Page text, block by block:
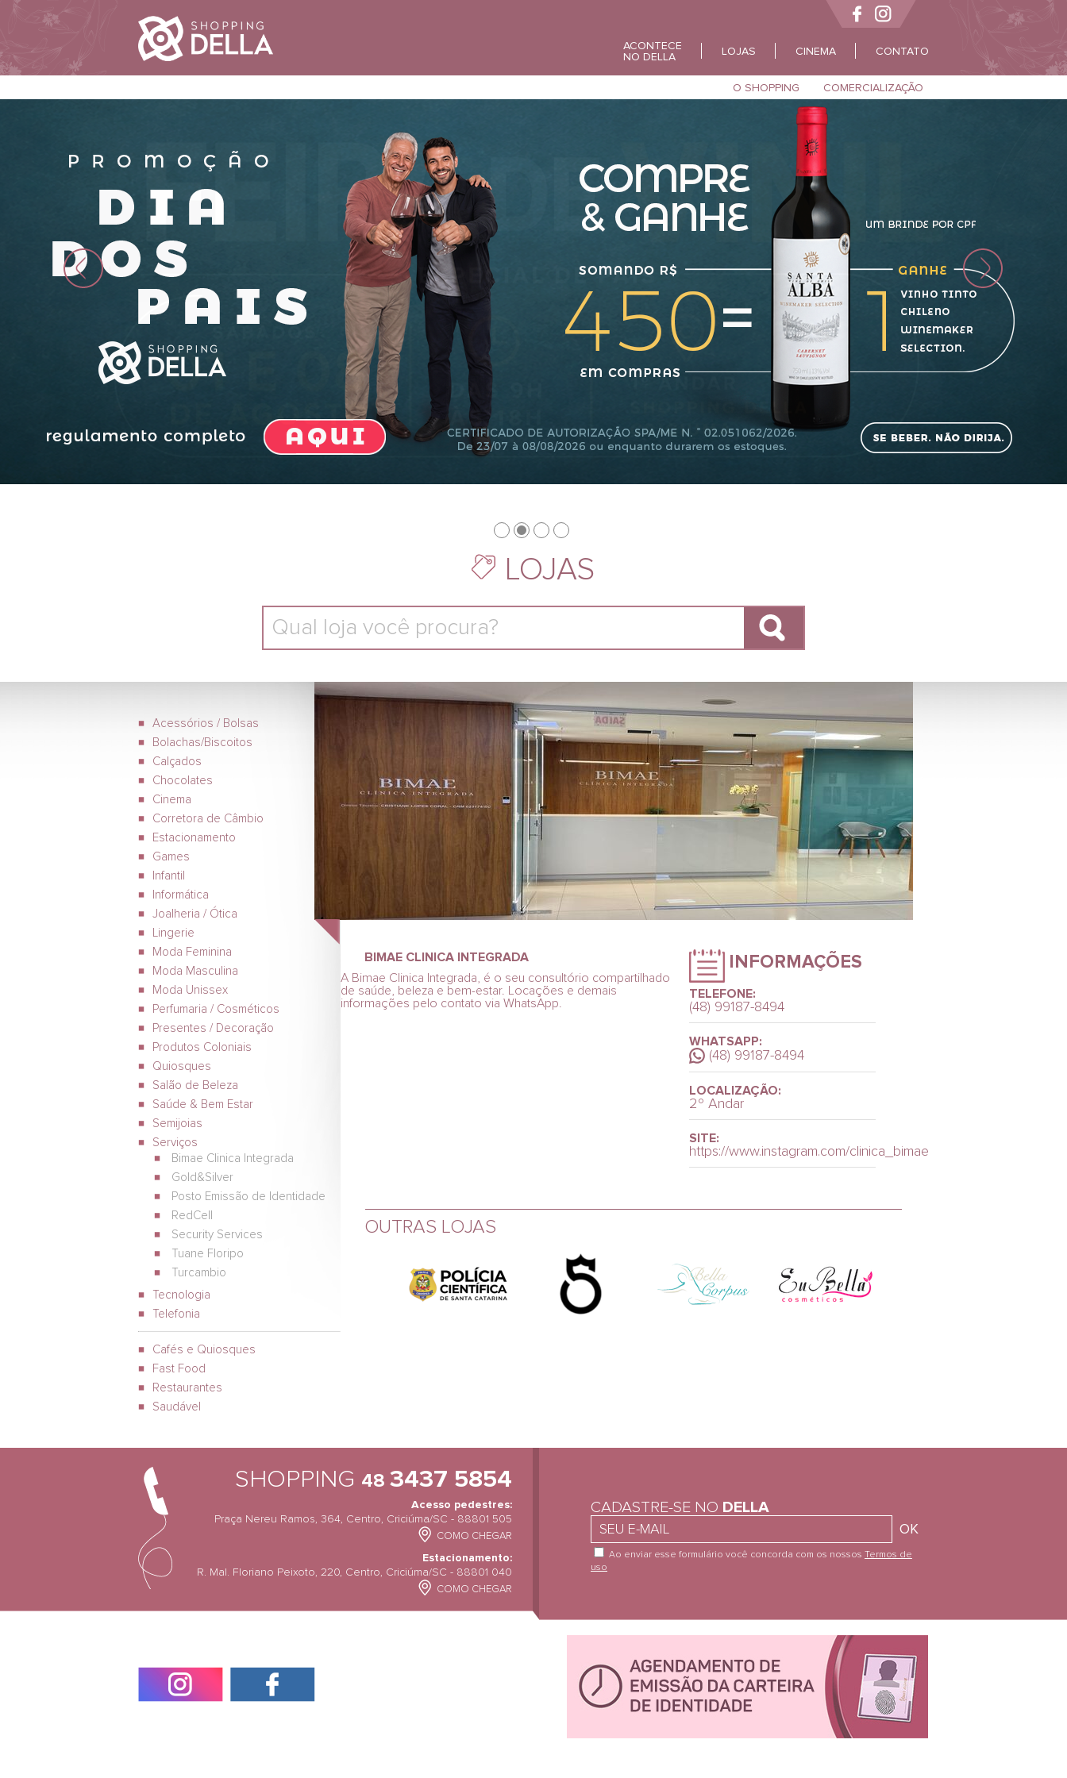
ACONTECE
NO DELLA
LOJAS CINEMA CONTATO
O SHOPPING COMERCIALIZAÇÃO
LOJAS
Acessórios / Bolsas
Bolachas/Biscoitos
Calçados
Chocolates
Cinema
Corretora de Câmbio
Estacionamento
Games
Infantil
Informática
Joalheria / Ótica
Lingerie
Moda Feminina
Moda Masculina
Moda Unissex
Perfumaria / Cosméticos
Presentes / Decoração
Produtos Coloniais
Quiosques
Salão de Beleza
Saúde & Bem Estar
Semijoias
Serviços
Bimae Clinica Integrada
Gold&Silver
Posto Emissão de Identidade
RedCell
Security Services
Tuane Floripo
Turcambio
Tecnologia
Telefonia
Cafés e Quiosques
Fast Food
Restaurantes
Saudável
BIMAE CLINICA INTEGRADA
A Bimae Clinica Integrada, é o seu consultório compartilhado
de saúde, beleza e bem-estar. Locações e demais
informações pelo contato via WhatsApp.
INFORMAÇÕES
TELEFONE:
(48) 99187-8494
WHATSAPP:
(48) 99187-8494
LOCALIZAÇÃO:
2º Andar
SITE:
https://www.instagram.com/clinica_bimae/
OUTRAS LOJAS
SHOPPING 48 3437 5854
Acesso pedestres:
Praça Nereu Ramos, 364, Centro, Criciúma/SC - 88801 505
COMO CHEGAR
Estacionamento:
R. Mal. Floriano Peixoto, 220, Centro, Criciúma/SC - 88801 040
COMO CHEGAR
CADASTRE-SE NO DELLA
OK
Ao enviar esse formulário você concorda com os nossos Termos de
uso